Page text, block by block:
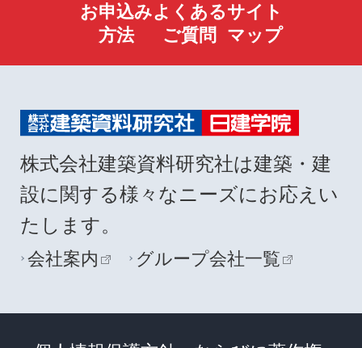
お申込み
方法
よくある
ご質問
サイト
マップ
株式会社建築資料研究社は建築・建
設に関する様々なニーズにお応えい
たします。
会社案内 グループ会社一覧